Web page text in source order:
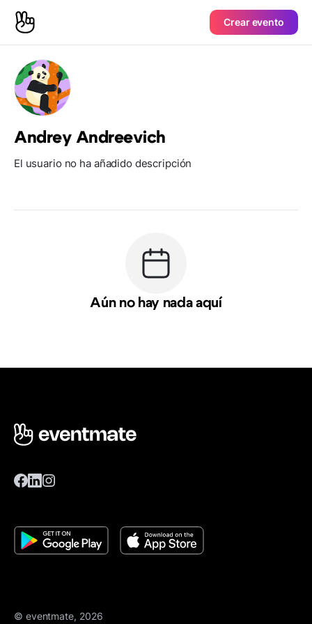
Crear evento
Andrey Andreevich
El usuario no ha añadido descripción
Aún no hay nada aquí
© eventmate, 2026